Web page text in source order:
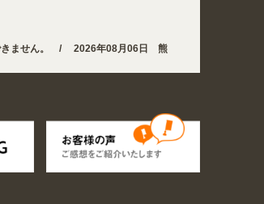
ん。 /
2026年08月06日 熊本地方を震源とする地震